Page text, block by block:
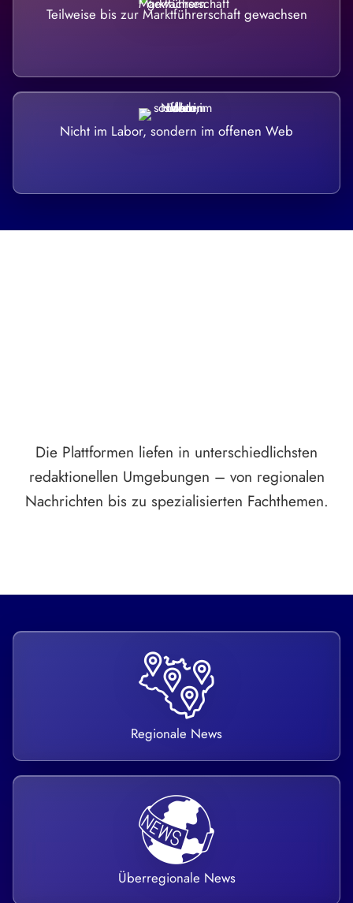
Teilweise bis zur Marktführerschaft gewachsen
Nicht im Labor, sondern im offenen Web
Die Plattformen liefen in unterschiedlichsten
redaktionellen Umgebungen – von regionalen
Nachrichten bis zu spezialisierten Fachthemen.
Regionale News
Überregionale News